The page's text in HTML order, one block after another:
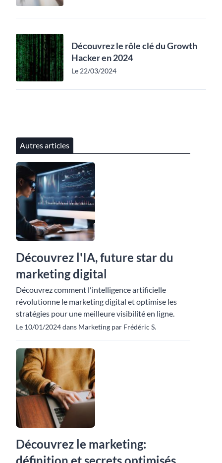
Découvrez le rôle clé du Growth
Hacker en 2024
Le 22/03/2024
Autres articles
Découvrez l'IA, future star du
marketing digital
Découvrez comment l'intelligence artificielle
révolutionne le marketing digital et optimise les
stratégies pour une meilleure visibilité en ligne.
Le 10/01/2024 dans Marketing par Frédéric S.
Découvrez le marketing: